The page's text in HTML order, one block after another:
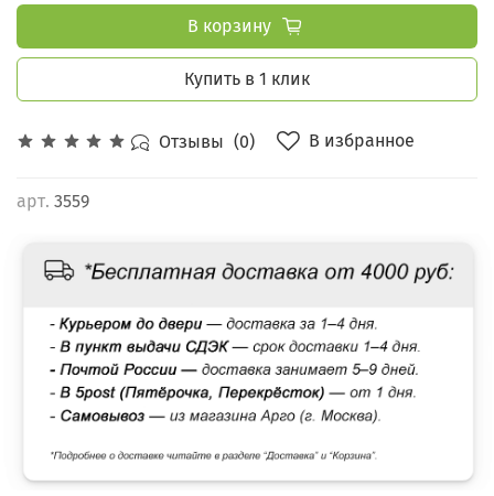
Отзывы (0) В избранное
арт. 3559
В корзину
Купить в 1 клик